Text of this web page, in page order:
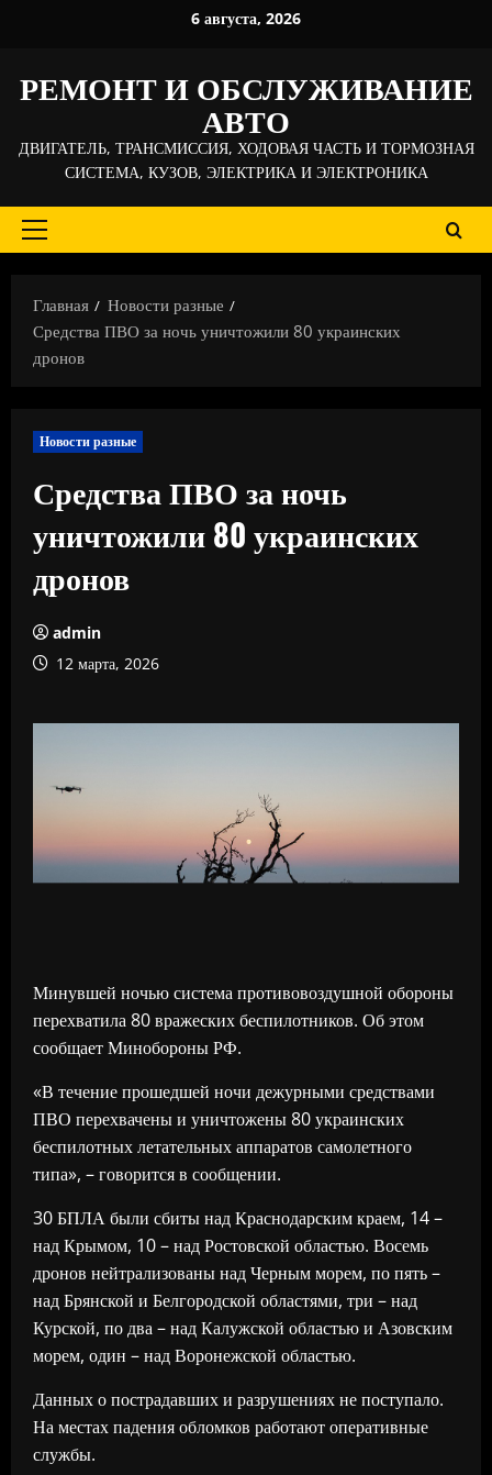
6 августа, 2026
РЕМОНТ И ОБСЛУЖИВАНИЕ
АВТО
ДВИГАТЕЛЬ, ТРАНСМИССИЯ, ХОДОВАЯ ЧАСТЬ И ТОРМОЗНАЯ
СИСТЕМА, КУЗОВ, ЭЛЕКТРИКА И ЭЛЕКТРОНИКА
Основное
Главная
Новости разные
Средства ПВО за ночь уничтожили 80 украинских
дронов
Новости разные
Средства ПВО за ночь
уничтожили 80 украинских
дронов
admin
12 марта, 2026
Минувшей ночью система противовоздушной обороны
перехватила 80 вражеских беспилотников. Об этом
сообщает Минобороны РФ.
«В течение прошедшей ночи дежурными средствами
ПВО перехвачены и уничтожены 80 украинских
беспилотных летательных аппаратов самолетного
типа», – говорится в сообщении.
30 БПЛА были сбиты над Краснодарским краем, 14 –
над Крымом, 10 – над Ростовской областью. Восемь
дронов нейтрализованы над Черным морем, по пять –
над Брянской и Белгородской областями, три – над
Курской, по два – над Калужской областью и Азовским
морем, один – над Воронежской областью.
Данных о пострадавших и разрушениях не поступало.
На местах падения обломков работают оперативные
службы.